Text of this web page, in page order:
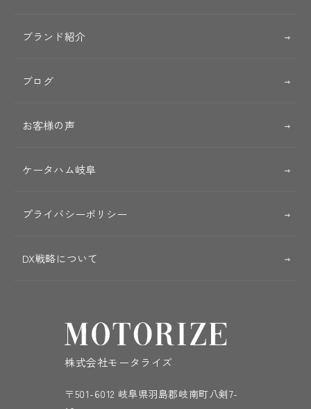
ブランド紹介
ブログ
お客様の声
ケータハム岐阜
プライバシーポリシー
DX戦略について
株式会社モータライズ
〒501-6012 岐阜県羽島郡岐南町八剣7-